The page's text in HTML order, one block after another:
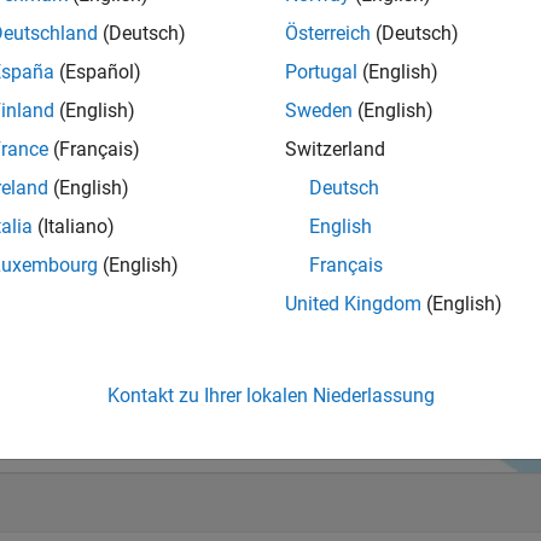
und
einen
greifen Sie
in
(Deutsch)
(Español)
(English)
(Français)
(English)
(Italiano)
(English)
Österreich (Deutsch)
Portugal (English)
Sweden (English)
Switzerland
Deutsch
English
Français
United Kingdom (English)
Kontakt zu Ihrer lokalen Niederlassung